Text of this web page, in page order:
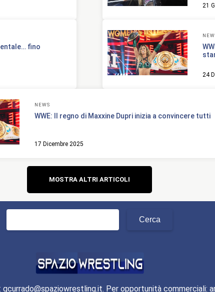
21
fino
24
NEWS
WWE: Il regno di Maxxine Dupri inizia a convincere tutti
17 Dicembre 2025
Navigazione
articoli
MOSTRA ALTRI ARTICOLI
Ricerca
Per opportunità commerciali: